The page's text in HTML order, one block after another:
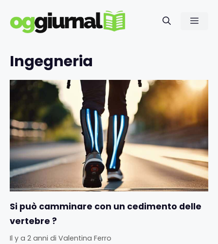
contenuto
Ingegneria
Si può camminare con un cedimento delle
vertebre ?
Il y a 2 anni di Valentina Ferro